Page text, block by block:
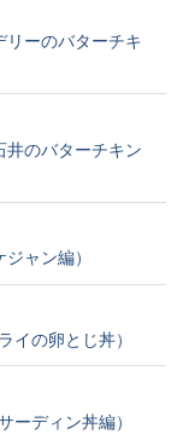
ーのバターチキ
井のバターチキン
ャン編）
イの卵とじ丼）
ーディン丼編）